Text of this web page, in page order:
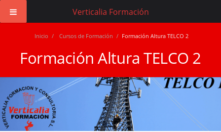
Inicio / Cursos de Formación / Formación Altura TELCO 2
Formación Altura TELCO 2
Verticalia Formación